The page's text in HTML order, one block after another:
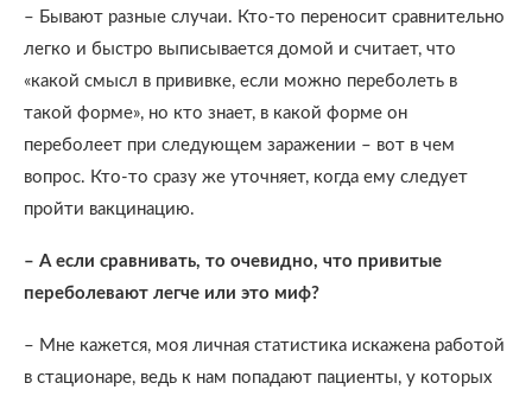
– Бывают разные случаи. Кто-то переносит сравнительно
легко и быстро выписывается домой и считает, что
«какой смысл в прививке, если можно переболеть в
такой форме», но кто знает, в какой форме он
переболеет при следующем заражении – вот в чем
вопрос. Кто-то сразу же уточняет, когда ему следует
пройти вакцинацию.
– А если сравнивать, то очевидно, что привитые
переболевают легче или это миф?
– Мне кажется, моя личная статистика искажена работой
в стационаре, ведь к нам попадают пациенты, у которых